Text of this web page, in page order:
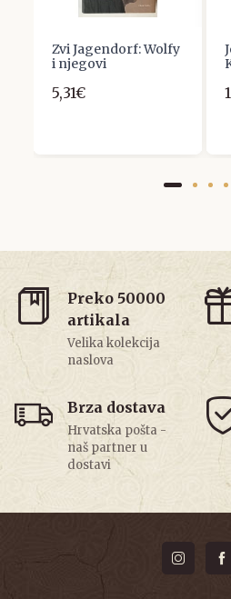
Zvi Jagendorf: Wolfy
i njegovi
5,31€
Preko 50000
artikala
Velika kolekcija
naslova
Brza dostava
Hrvatska pošta -
naš partner u
dostavi